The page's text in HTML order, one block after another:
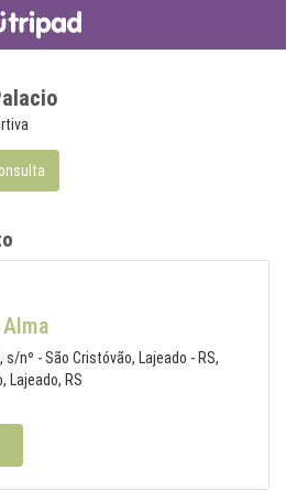
s/nº - São Cristóvão, Lajeado - RS,
Lajeado, RS